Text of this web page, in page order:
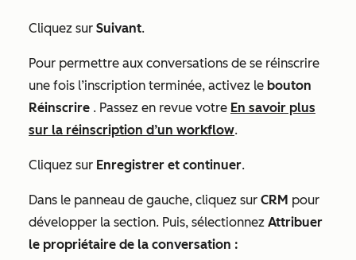
Cliquez sur Suivant.
Pour permettre aux conversations de se réinscrire
une fois l’inscription terminée, activez le bouton
Réinscrire . Passez en revue votre En savoir plus
sur la réinscription d’un workflow.
Cliquez sur Enregistrer et continuer.
Dans le panneau de gauche, cliquez sur CRM pour
développer la section. Puis, sélectionnez Attribuer
le propriétaire de la conversation :